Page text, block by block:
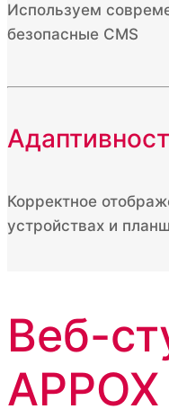
Используем
безопасные CMS
Корректное
устройствах и
Веб-
APPOX